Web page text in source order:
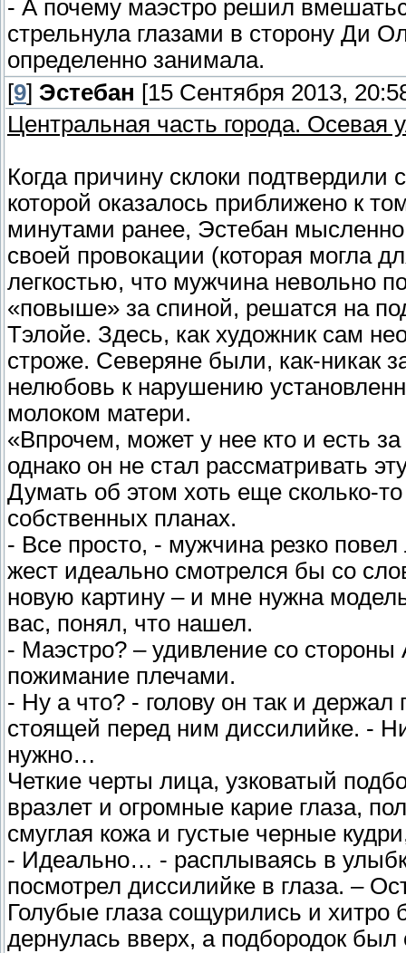
- А почему маэстро решил
стрельнула глазами в сторону Ди
определенно занимала.
[9] Эстебан [15 Сентября 2013,
Центральная часть города. Осевая
Когда причину склоки
которой оказалось приближено к
минутами ранее, Эстебан
своей провокации (которая могла
легкостью, что мужчина невольно
«повыше» за спиной, решатся на
Тэлойе. Здесь, как художник сам
строже. Северяне были, как-никак
нелюбовь к нарушению
молоком матери.
«Впрочем, может у нее кто и есть
однако он не стал рассматривать
Думать об этом хоть еще сколько-
собственных планах.
- Все просто, - мужчина резко
жест идеально смотрелся бы со
новую картину – и мне нужна
вас, понял, что нашел.
- Маэстро? – удивление со
пожимание плечами.
- Ну а что? - голову он так и держал
стоящей перед ним диссилийке. -
нужно…
Четкие черты лица, узковатый
вразлет и огромные карие глаза,
смуглая кожа и густые черные
- Идеально… - расплываясь в
посмотрел диссилийке в глаза. –
Голубые глаза сощурились и хитро
дернулась вверх, а подбородок